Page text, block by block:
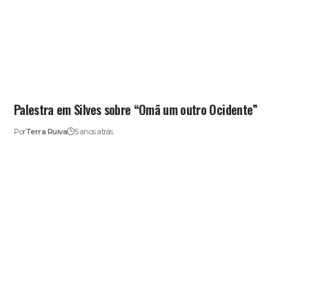
Palestra em Silves sobre “Omã um outro Ocidente”
PorTerra Ruiva 5 anos atrás